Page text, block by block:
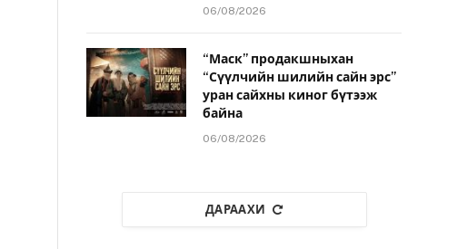
06/08/2026
“Маск” продакшныхан
“Сүүлчийн шилийн сайн эрс”
уран сайхны киног бүтээж
байна
06/08/2026
ДАРААХИ